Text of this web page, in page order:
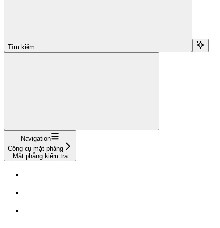
Tìm kiếm...
Navigation
Công cụ mặt phẳng
Mặt phẳng kiểm tra